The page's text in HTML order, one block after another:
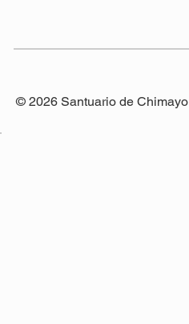
© 2026 Santuario de Chimayo